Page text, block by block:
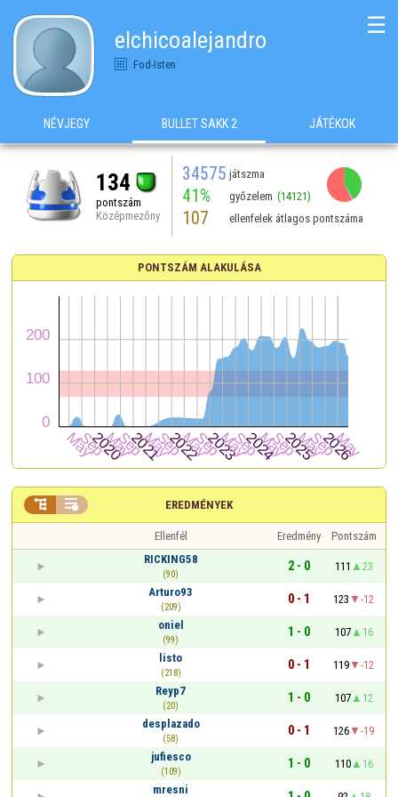
elchicoalejandro
Fod-Isten
☰
NÉVJEGY BULLET SAKK 2 JÁTÉKOK
134
pontszám
Középmezőny
34575 játszma
41% győzelem (14121)
107 ellenfelek átlagos pontszáma
PONTSZÁM ALAKULÁSA
EREDMÉNYEK
 
Ellenfél Eredmény
Pontszám
RICKING58
(90)
2 - 0 111
23
Arturo93
(209)
0 - 1 123
-12
oniel
(99)
1 - 0 107
16
listo
(218)
0 - 1 119
-12
Reyp7
(20)
1 - 0 107
12
desplazado
(58)
0 - 1 126
-19
jufiesco
(109)
1 - 0 110
16
mresni